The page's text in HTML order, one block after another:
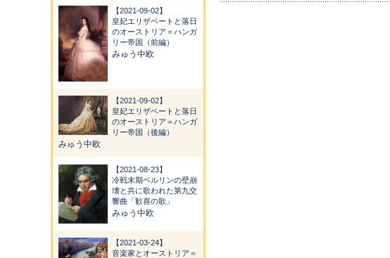
2021-09-02
皇妃エリザベートと落日
のオーストリア＝ハンガ
リー帝国（前編）
みゅう中欧
2021-09-02
皇妃エリザベートと落日
のオーストリア＝ハンガ
リー帝国（後編）
みゅう中欧
2021-08-23
冷戦末期ベルリンの壁崩
壊と共に歌われた第九交
響曲「歓喜の歌」
みゅう中欧
2021-03-24
音楽家とオーストリア＝